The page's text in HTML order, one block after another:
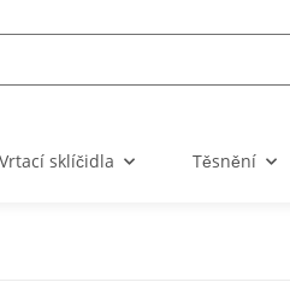
Vrtací sklíčidla Těsnění